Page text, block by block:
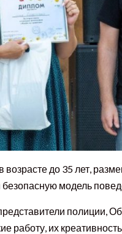
до 35 лет,
модель
полиции,
работу, их